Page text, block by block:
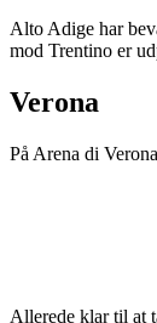
Alto Adige har
mod Trentino er
Verona
På Arena di
Allerede klar til at